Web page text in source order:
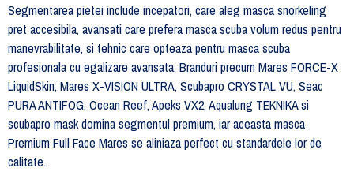
Segmentarea pietei include incepatori, care aleg masca snorkeling
pret accesibila, avansati care prefera masca scuba volum redus pentru
manevrabilitate, si tehnic care opteaza pentru masca scuba
profesionala cu egalizare avansata. Branduri precum Mares FORCE-X
LiquidSkin, Mares X-VISION ULTRA, Scubapro CRYSTAL VU, Seac
PURA ANTIFOG, Ocean Reef, Apeks VX2, Aqualung TEKNIKA si
scubapro mask domina segmentul premium, iar aceasta masca
Premium Full Face Mares se aliniaza perfect cu standardele lor de
calitate.